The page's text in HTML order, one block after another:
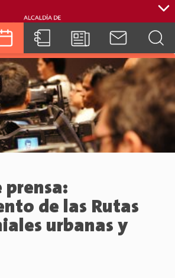
cuenca.gob.ec
prensa:
de las Rutas
urbanas y